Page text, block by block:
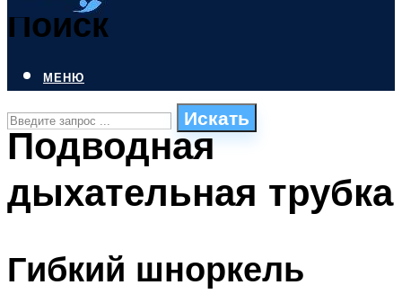
Поиск
Искать
СТИЛИ ПЛАВАНЬЯ
ПЛАВАНЬЕ ДЛЯ ДЕТЕЙ
ОЧИСТКА БАССЕЙНОВ
МЕНЮ
Подводная
дыхательная трубка
Гибкий шноркель